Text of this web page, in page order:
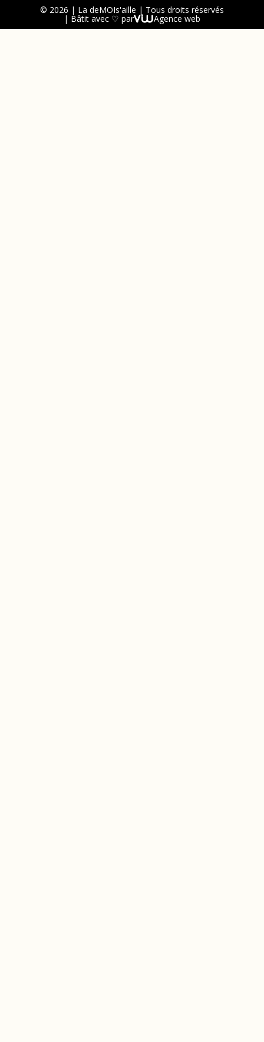
© 2026 | La deMOIs'aille | Tous droits réservés
| Bâtit avec ♡ par Agence web